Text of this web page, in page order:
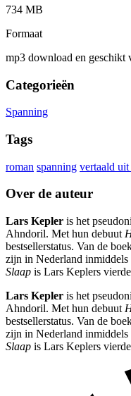
734 MB
Formaat
mp3 download en geschikt
Categorieën
Spanning
Tags
roman spanning vertaald uit
Over de auteur
Lars Kepler is het
Ahndoril. Met hun debuut
bestsellerstatus. Van de
zijn in Nederland inmiddels
Slaap is Lars Keplers
Lars Kepler is het
Ahndoril. Met hun debuut
bestsellerstatus. Van de
zijn in Nederland inmiddels
Slaap is Lars Keplers